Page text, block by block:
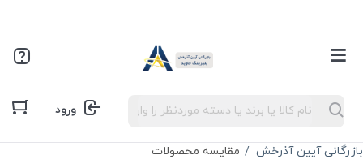
Products
search ورود
بازرگانی آیین آذرخش مقایسه محصولات